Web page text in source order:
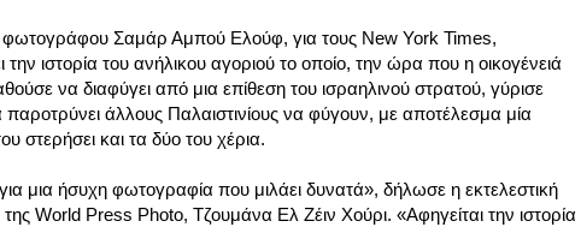
Σαμάρ Αμπού Ελούφ, για τους New York Times,
ιστορία του ανήλικου αγοριού το οποίο, την ώρα που η οικογένειά
να διαφύγει από μια επίθεση του ισραηλινού στρατού, γύρισε
παροτρύνει άλλους Παλαιστινίους να φύγουν, με αποτέλεσμα μία
στερήσει και τα δύο του χέρια.
μια ήσυχη φωτογραφία που μιλάει δυνατά», δήλωσε η εκτελεστική
της World Press Photo, Τζουμάνα Ελ Ζέιν Χούρι. «Αφηγείται την ιστορία